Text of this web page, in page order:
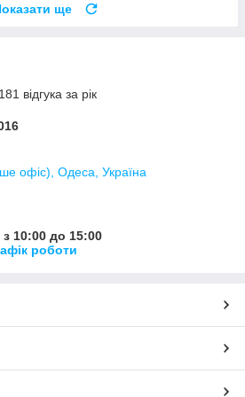
ще
відгука за рік
офіс), Одеса, Україна
10:00 до 15:00
роботи